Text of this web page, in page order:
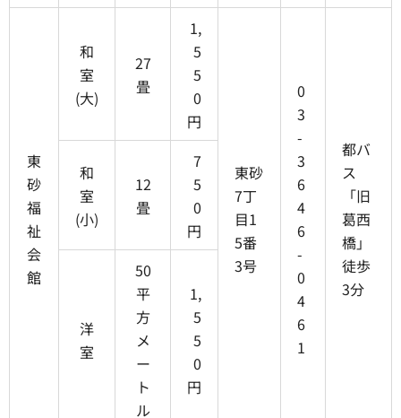
東
砂
福
祉
会
館
和
室
(大)
27
畳
1,
5
5
0
円
東砂
7丁
目1
5番
3号
0
3
-
3
6
4
6
-
0
4
6
1
都バ
ス
「旧
葛西
橋」
徒歩
3分
和
室
(小)
12
畳
7
5
0
円
洋
室
50
平
方
メ
ー
ト
ル
1,
5
5
0
円